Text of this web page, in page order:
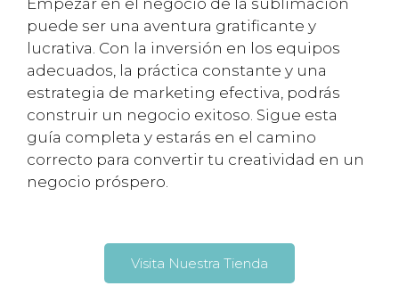
Empezar en el negocio de la sublimación
puede ser una aventura gratificante y
lucrativa. Con la inversión en los equipos
adecuados, la práctica constante y una
estrategia de marketing efectiva, podrás
construir un negocio exitoso. Sigue esta
guía completa y estarás en el camino
correcto para convertir tu creatividad en un
negocio próspero.
Visita Nuestra Tienda